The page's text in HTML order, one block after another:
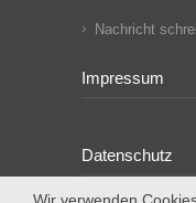
Nachricht
Impressum
Datenschutz